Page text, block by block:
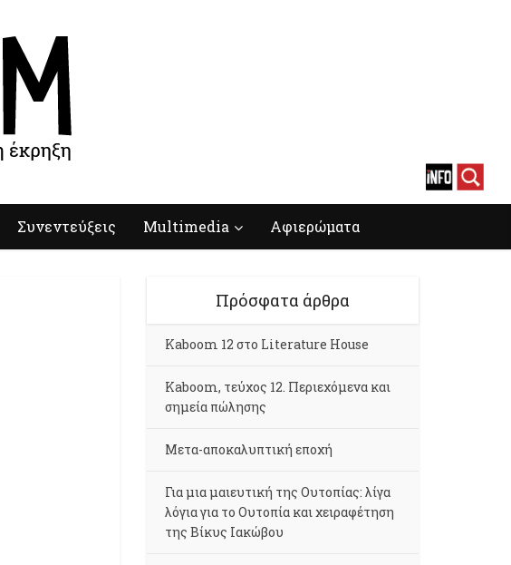
Συνεντεύξεις Multimedia Αφιερώματα
Πρόσφατα άρθρα
Kaboom 12 στο Literature House
Kaboom, τεύχος 12. Περιεχόμενα και
σημεία πώλησης
Μετα-αποκαλυπτική εποχή
Για μια μαιευτική της Ουτοπίας: λίγα
λόγια για το Ουτοπία και χειραφέτηση
της Βίκυς Ιακώβου